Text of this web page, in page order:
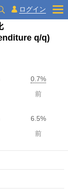
ログイン
q/q)
0.7%
前
6.5%
前